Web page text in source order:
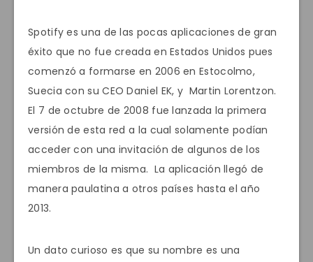
Spotify es una de las pocas aplicaciones de gran
éxito que no fue creada en Estados Unidos pues
comenzó a formarse en 2006 en Estocolmo,
Suecia con su CEO Daniel EK, y Martin Lorentzon.
El 7 de octubre de 2008 fue lanzada la primera
versión de esta red a la cual solamente podían
acceder con una invitación de algunos de los
miembros de la misma. La aplicación llegó de
manera paulatina a otros países hasta el año
2013.
Un dato curioso es que su nombre es una